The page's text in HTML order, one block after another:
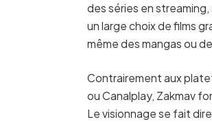
des séries en
un large choix de films
même des mangas ou
Contrairement aux
ou Canalplay, Zakmav
Le visionnage se fait